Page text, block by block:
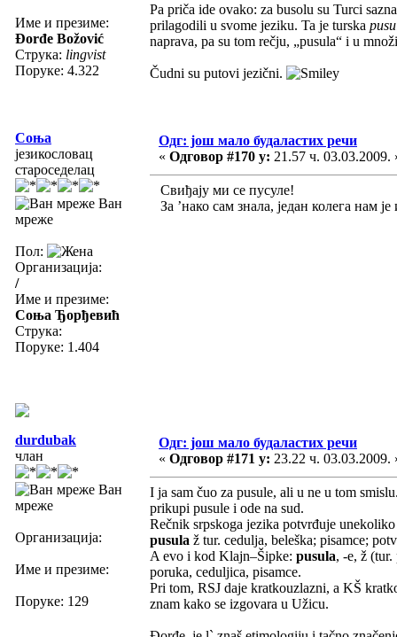
Име и презиме:
Đorđe Božović
Струка: lingvist
Поруке: 4.322
Pa priča ide ovako: za busolu su Turci
prilagodili u svome jeziku. Ta je turska
naprava, pa su tom rečju, „pusula“ i u
Čudni su putovi jezični.
Соња
језикословац
староседелац
Ван
мреже
Пол:
Организација:
/
Име и презиме:
Соња Ђорђевић
Струка:
Поруке: 1.404
Одг: још мало будаластих речи
« Одговор #170 у: 21.57 ч. 03.03.2009.
Свиђају ми се пусуле!
За ’нако сам знала, један колега нам
durdubak
члан
Ван
мреже
Организација:
Име и презиме:
Поруке: 129
Одг: још мало будаластих речи
« Одговор #171 у: 23.22 ч. 03.03.2009.
I ja sam čuo za pusule, ali u ne u tom
prikupi pusule i ode na sud.
Rečnik srpskoga jezika potvrđuje
pusula ž tur. cedulja, beleška; pisamce;
A evo i kod Klajn–Šipke: pusula, -e, ž
poruka, ceduljica, pisamce.
Pri tom, RSJ daje kratkouzlazni, a KŠ
znam kako se izgovara u Užicu.